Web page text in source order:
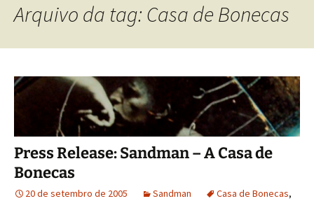
Arquivo da tag: Casa de Bonecas
Press Release: Sandman – A Casa de
Bonecas
20 de setembro de 2005 Sandman Casa de Bonecas,